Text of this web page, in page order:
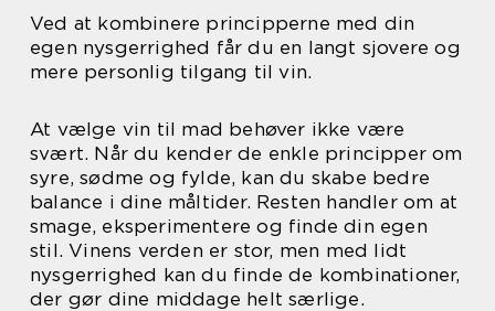
Ved at kombinere principperne med din
egen nysgerrighed får du en langt sjovere og
mere personlig tilgang til vin.
At vælge vin til mad behøver ikke være
svært. Når du kender de enkle principper om
syre, sødme og fylde, kan du skabe bedre
balance i dine måltider. Resten handler om at
smage, eksperimentere og finde din egen
stil. Vinens verden er stor, men med lidt
nysgerrighed kan du finde de kombinationer,
der gør dine middage helt særlige.